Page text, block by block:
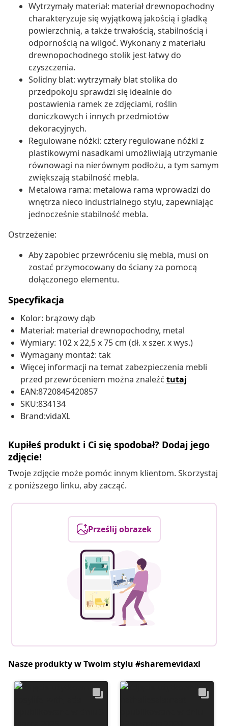
Wytrzymały materiał: materiał drewnopochodny
charakteryzuje się wyjątkową jakością i gładką
powierzchnią, a także trwałością, stabilnością i
odpornością na wilgoć. Wykonany z materiału
drewnopochodnego stolik jest łatwy do
czyszczenia.
Solidny blat: wytrzymały blat stolika do
przedpokoju sprawdzi się idealnie do
postawienia ramek ze zdjęciami, roślin
doniczkowych i innych przedmiotów
dekoracyjnych.
Regulowane nóżki: cztery regulowane nóżki z
plastikowymi nasadkami umożliwiają utrzymanie
równowagi na nierównym podłożu, a tym samym
zwiększają stabilność mebla.
Metalowa rama: metalowa rama wprowadzi do
wnętrza nieco industrialnego stylu, zapewniając
jednocześnie stabilność mebla.
Ostrzeżenie:
Aby zapobiec przewróceniu się mebla, musi on
zostać przymocowany do ściany za pomocą
dołączonego elementu.
Specyfikacja
Kolor: brązowy dąb
Materiał: materiał drewnopochodny, metal
Wymiary: 102 x 22,5 x 75 cm (dł. x szer. x wys.)
Wymagany montaż: tak
Więcej informacji na temat zabezpieczenia mebli
przed przewróceniem można znaleźć tutaj
EAN:8720845420857
SKU:834134
Brand:vidaXL
Kupiłeś produkt i Ci się spodobał? Dodaj jego
zdjęcie!
Twoje zdjęcie może pomóc innym klientom. Skorzystaj
z poniższego linku, aby zacząć.
Prześlij obrazek
Nasze produkty w Twoim stylu #sharemevidaxl